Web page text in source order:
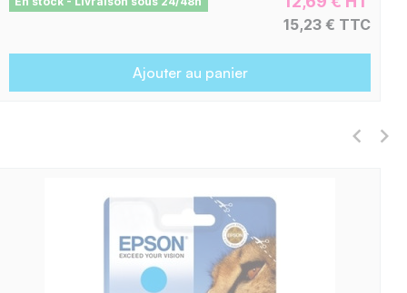
15,23 € TTC
Ajouter au panier